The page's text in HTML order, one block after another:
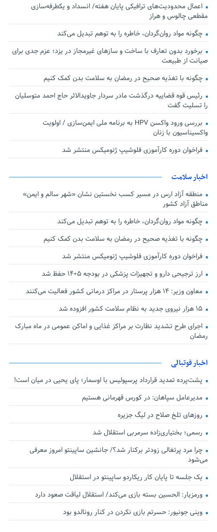
اعمال محدودیت‌های ترافیکی پایان هفته/ انسداد و یکطرفه‌سازی
مقطعی چالوس و هراز
چگونه مواد روان‌گردان، خاطره را به توهم تبدیل می‌کند
برخورد بدون تعارف با ساخت‌ و سازهای غیرمجاز در یزد؛ عزم جدی برای
صیانت از طبیعت
چگونه با تغذیه صحیح در رمضان به سلامت بدن کمک کنیم
رئیس قوه قضاییه درگذشت مادر سردار جاویدالاثر حاج احمد متوسلیان
را تسلیت گفت
بررسی ورود واکسن HPV به برنامه ملی ایمن‌سازی / اولویت
واکسیناسیون با زنان
فراخوان دوره کارآموزی فلوشیپ ژنومیکس منتشر شد
اخبار سلامت
منطقه آزاد ارس در مسیر کسب نخستین نشان «شهر سالم و ایمن»
مناطق آزاد کشور
چگونه مواد روان‌گردان، خاطره را به توهم تبدیل می‌کند
چگونه با تغذیه صحیح در رمضان به سلامت بدن کمک کنیم
فراخوان دوره کارآموزی فلوشیپ ژنومیکس منتشر شد
ارز ترجیحی دارو و تجهیزات پزشکی در بودجه ۱۴۰۵ حفظ شد
معاون وزیر: ۱۴ هزار پرستار در مراکز درمانی کشور فعالیت می‌کنند
۱۵ هزار نیروی جدید به نظام سلامت کشور افزوده شد
اجرای طرح تشدید نظارت بر مراکز غذایی و اماکن عمومی در ماه مبارک
رمضان
اخبار فوتبالی
پشت‌پرده تمدید قرارداد پرسپولیس با اوسمار؛ پای یحیی در میان است!
مدیرعامل سپاهان: در کورس قهرمانی هستیم
روزهای تلخ صلاح در لیگ جزیره
رسمی؛ بختیاری‌زاده سرمربی استقلال شد
چرا مرد پرتغالی زودتر برکنار شد؟/ جانشین ساپینتو امروز معرفی
می‌شود
یک جلسه تا پایان کار ریکاردو ساپینتو در استقلال
ورمزیار: الحسین بسته بازی می‌کند/ استقلال لیاقت صعود دارد
وینی جونیور: حسرتم بازی نکردن در کنار رونالدو بود